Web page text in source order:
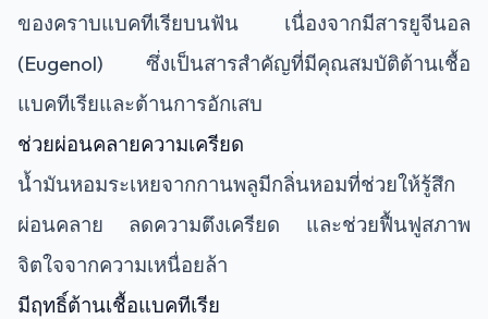
ของคราบแบคทีเรียบนฟัน เนื่องจากมีสารยูจีนอล
(Eugenol) ซึ่งเป็นสารสำคัญที่มีคุณสมบัติต้านเชื้อ
แบคทีเรียและต้านการอักเสบ
ช่วยผ่อนคลายความเครียด
น้ำมันหอมระเหยจากกานพลูมีกลิ่นหอมที่ช่วยให้รู้สึก
ผ่อนคลาย ลดความตึงเครียด และช่วยฟื้นฟูสภาพ
จิตใจจากความเหนื่อยล้า
มีฤทธิ์ต้านเชื้อแบคทีเรีย